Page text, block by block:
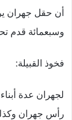
أن حقل جهران
وسبعمائة قدم
فخوذ القبيلة:
لجهران عدة
رأس جهران